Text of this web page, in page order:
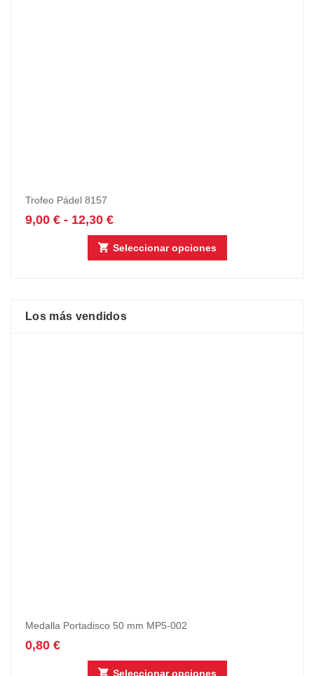
Trofeo Pádel 8157
9,00 € - 12,30 €
Seleccionar opciones
Los más vendidos
Medalla Portadisco 50 mm MP5-002
0,80 €
Seleccionar opciones